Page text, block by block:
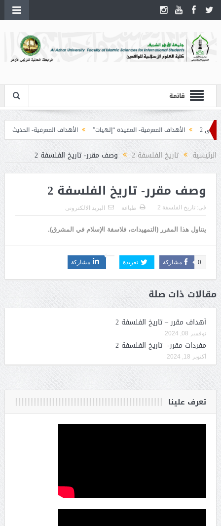
قائمة
2 الأهداف المعرفية- العقيدة “إلهيات” الأهداف المعرفية- الحديث
الرئيسية تاريخ الفلسفة 2 وصف مقرر- تاريخ الفلسفة 2
وصف مقرر- تاريخ الفلسفة 2
فى: تاريخ الفلسفة 2 طباعة البريد الالكترونى
يتناول هذا المقرر (التمهيدات، فلاسفة الإسلام في المشرق).
مشاركة 0 تغريدة مشاركة
مقالات ذات صلة
أهداف مقرر – تاريخ الفلسفة 2
نوفمبر 08, 2024
مفردات مقرر- تاريخ الفلسفة 2
أكتوبر 18, 2024
تعرف علينا